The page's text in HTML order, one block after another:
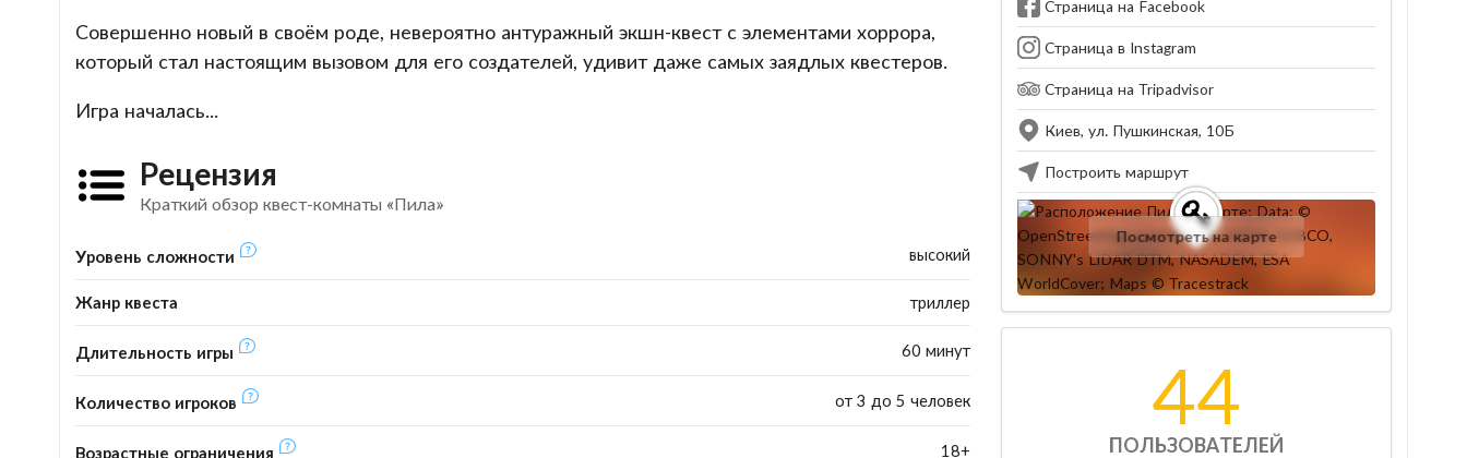
Совершенно новый в своём роде, невероятно антуражный экшн-квест с элементами хоррора,
который стал настоящим вызовом для его создателей, удивит даже самых заядлых квестеров.
Игра началась...
Рецензия
Краткий обзор квест-комнаты «Пила»
Уровень сложности высокий
Жанр квеста триллер
Длительность игры 60 минут
Количество игроков от 3 до 5 человек
Возрастные ограничения 18+
Страница на Facebook
Страница в Instagram
Страница на Tripadvisor
Киев, ул. Пушкинская, 10Б
Построить маршрут
Посмотреть на карте
44
ПОЛЬЗОВАТЕЛЕЙ